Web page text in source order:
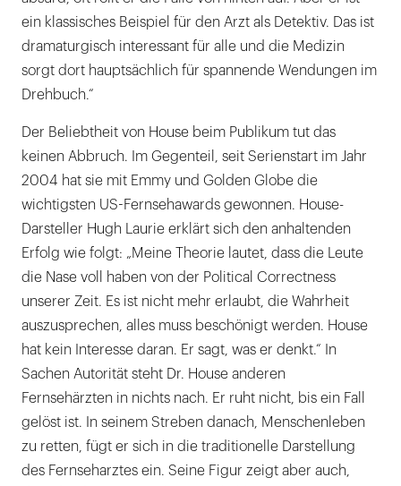
ein klassisches Beispiel für den Arzt als Detektiv. Das ist
dramaturgisch interessant für alle und die Medizin
sorgt dort hauptsächlich für spannende Wendungen im
Drehbuch.“
Der Beliebtheit von House beim Publikum tut das
keinen Abbruch. Im Gegenteil, seit Serienstart im Jahr
2004 hat sie mit Emmy und Golden Globe die
wichtigsten US-Fernsehawards gewonnen. House-
Darsteller Hugh Laurie erklärt sich den anhaltenden
Erfolg wie folgt: „Meine Theorie lautet, dass die Leute
die Nase voll haben von der Political Correctness
unserer Zeit. Es ist nicht mehr erlaubt, die Wahrheit
auszusprechen, alles muss beschönigt werden. House
hat kein Interesse daran. Er sagt, was er denkt.“ In
Sachen Autorität steht Dr. House anderen
Fernsehärzten in nichts nach. Er ruht nicht, bis ein Fall
gelöst ist. In seinem Streben danach, Menschenleben
zu retten, fügt er sich in die traditionelle Darstellung
des Fernseharztes ein. Seine Figur zeigt aber auch,